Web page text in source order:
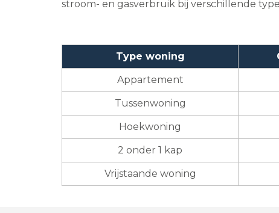
stroom- en gasverbruik bij verschillende
Type woning
Appartement
Tussenwoning
Hoekwoning
2 onder 1 kap
Vrijstaande woning